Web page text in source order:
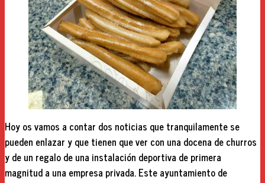
Hoy os vamos a contar dos noticias que tranquilamente se
pueden enlazar y que tienen que ver con una docena de churros
y de un regalo de una instalación deportiva de primera
magnitud a una empresa privada. Este ayuntamiento de